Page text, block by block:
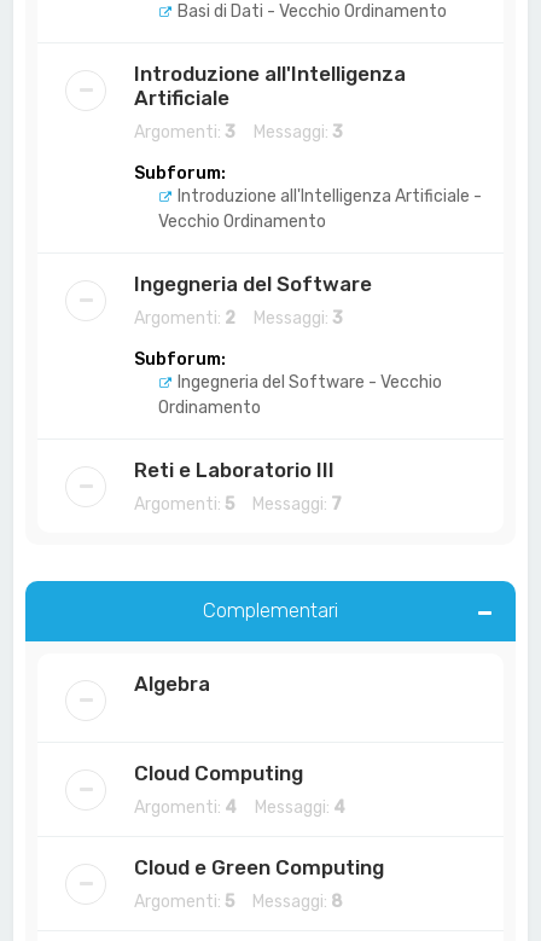
Basi di Dati - Vecchio Ordinamento
Introduzione all'Intelligenza
Artificiale
Argomenti: 3 Messaggi: 3
Subforum:
Introduzione all'Intelligenza Artificiale -
Vecchio Ordinamento
Ingegneria del Software
Argomenti: 2 Messaggi: 3
Subforum:
Ingegneria del Software - Vecchio
Ordinamento
Reti e Laboratorio III
Argomenti: 5 Messaggi: 7
Complementari
Algebra
Cloud Computing
Argomenti: 4 Messaggi: 4
Cloud e Green Computing
Argomenti: 5 Messaggi: 8